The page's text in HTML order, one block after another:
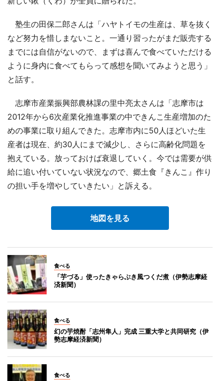
塾生の田保二郎さんは「ハヤトイモの生産は、草を抜く
など努力を惜しまないこと。一通り習ったがまだ販売する
までには自信がないので、まずは喜んで食べていただける
ように身内に食べてもらって感想を聞いてみようと思う」
と話す。
志摩市産業振興部農林課の里中亮太さんは「志摩市は
2012年から6次産業化推進事業の中できんこ生産増加のた
めの事業に取り組んできた。志摩市内に50人ほどいた生
産者は現在、約30人にまで減少し、さらに高齢化問題を
抱えている。放っておけば衰退していく。今では需要が供
給に追い付いていない状況なので、郷土食『きんこ』作り
の担い手を増やしていきたい」と訴える。
地図を見る
食べる
「芋づる」使ったきゃらぶき風つくだ煮（伊勢志摩経
済新聞）
食べる
幻の芋焼酎「志州隼人」完成 三重大学と共同研究（伊
勢志摩経済新聞）
食べる